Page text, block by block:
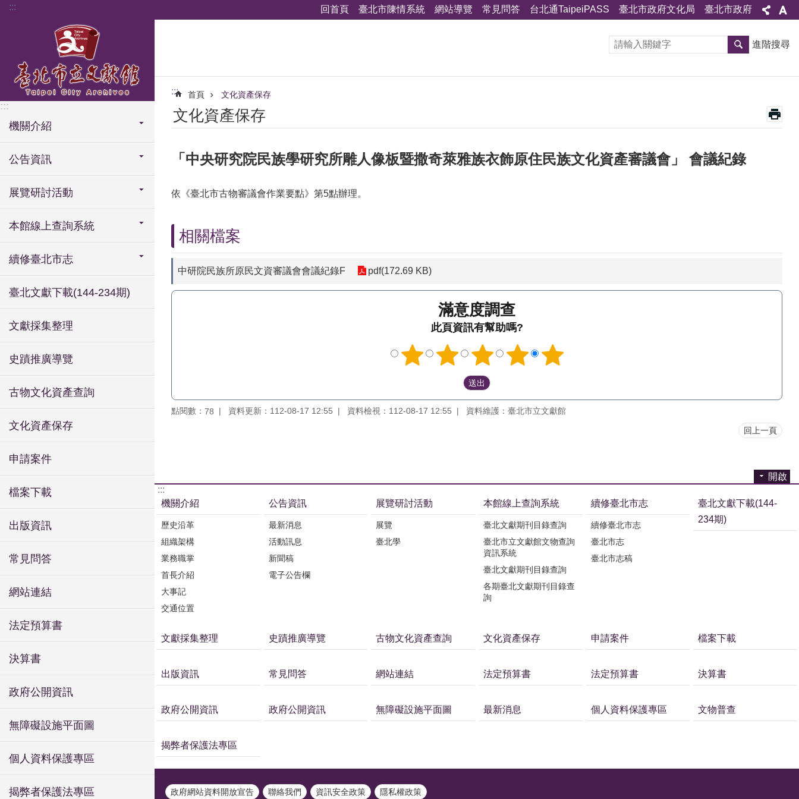
跳到主要內容區塊
::: 回首頁 臺北市陳情系統 網站導覽 常見問答 台北通TaipeiPASS 臺北市政府文化局 臺北市政府
:::
機關介紹
公告資訊
展覽研討活動
本館線上查詢系統
續修臺北市志
臺北文獻下載(144-234期)
文獻採集整理
史蹟推廣導覽
古物文化資產查詢
文化資產保存
申請案件
檔案下載
出版資訊
常見問答
網站連結
法定預算書
決算書
政府公開資訊
無障礙設施平面圖
個人資料保護專區
揭弊者保護法專區
進階搜尋
::: 首頁 文化資產保存
文化資產保存
「中央研究院民族學研究所雕人像板暨撒奇萊雅族衣飾原住民族文化資產審議會」 會議紀錄
依《臺北市古物審議會作業要點》第5點辦理。
相關檔案
中研院民族所原民文資審議會會議紀錄F pdf(172.69 KB)
滿意度調查
此頁資訊有幫助嗎?
點閱數： 78 資料更新：112-08-17 12:55 資料檢視：112-08-17 12:55 資料維護：臺北市立文獻館
回上一頁
開啟
:::
機關介紹
歷史沿革
組織架構
業務職掌
首長介紹
大事記
交通位置
公告資訊
最新消息
活動訊息
新聞稿
電子公告欄
展覽研討活動
展覽
臺北學
本館線上查詢系統
臺北文獻期刊目錄查詢
臺北市立文獻館文物查詢
資訊系統
臺北文獻期刊目錄查詢
各期臺北文獻期刊目錄查
詢
續修臺北市志
續修臺北市志
臺北市志
臺北市志稿
臺北文獻下載(144-
234期)
文獻採集整理 史蹟推廣導覽 古物文化資產查詢 文化資產保存 申請案件 檔案下載
出版資訊 常見問答 網站連結 法定預算書 法定預算書 決算書
政府公開資訊 政府公開資訊 無障礙設施平面圖 最新消息 個人資料保護專區 文物普查
揭弊者保護法專區
政府網站資料開放宣告 聯絡我們 資訊安全政策 隱私權政策